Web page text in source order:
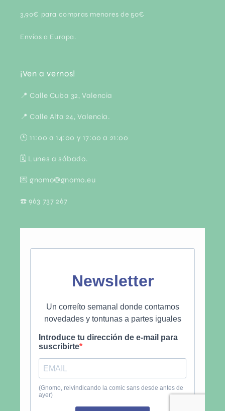
3,90€ para compras menores de 50€
Envíos a Europa.
¡Ven a vernos!
📍 Calle Cuba 32, Valencia
📍 Calle Alta 24, Valencia.
🕚 11:00 a 14:00 y 17:00 a 21:00
🗓 Lunes a sábado.
💌 gnomo@gnomo.eu
☎️ 963 737 267